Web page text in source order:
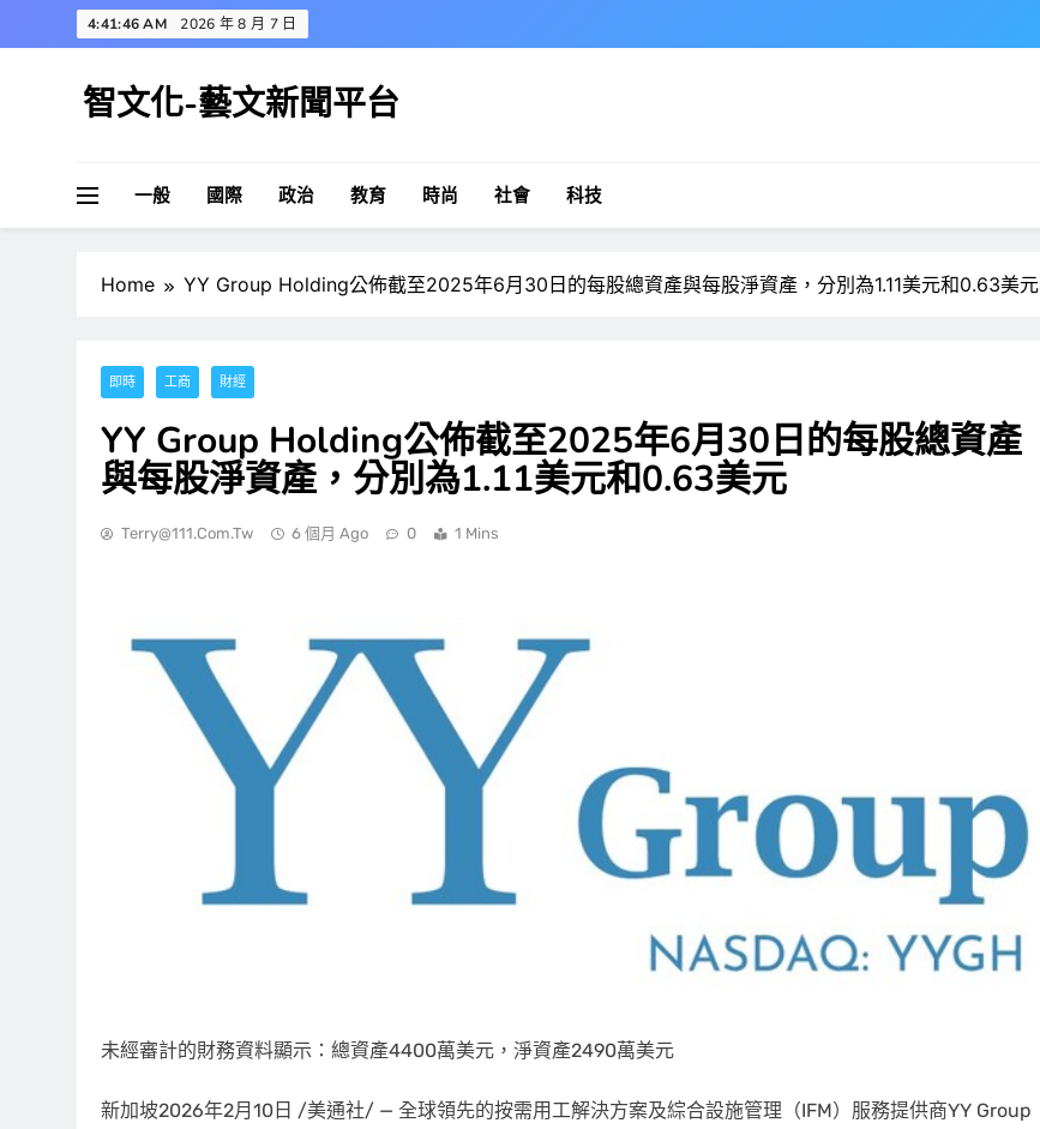
to
4:41:47 AM 2026 年 8 月 7 日
智文化-藝文新聞平台
一般 國際 政治 教育 時尚 社會 科技
Home YY Group Holding公佈截至2025年6月30日的每股總資產與每股淨資產，分別為1.11美元和0.63美元
即時 工商 財經
YY Group Holding公佈截至2025年6月30日的每股總資產
與每股淨資產，分別為1.11美元和0.63美元
Terry@111.com.tw 6 個月 Ago 0 1 Mins
未經審計的財務資料顯示：總資產4400萬美元，淨資產2490萬美元
新加坡2026年2月10日 /美通社/ — 全球領先的按需用工解決方案及綜合設施管理（IFM）服務提供商YY Group